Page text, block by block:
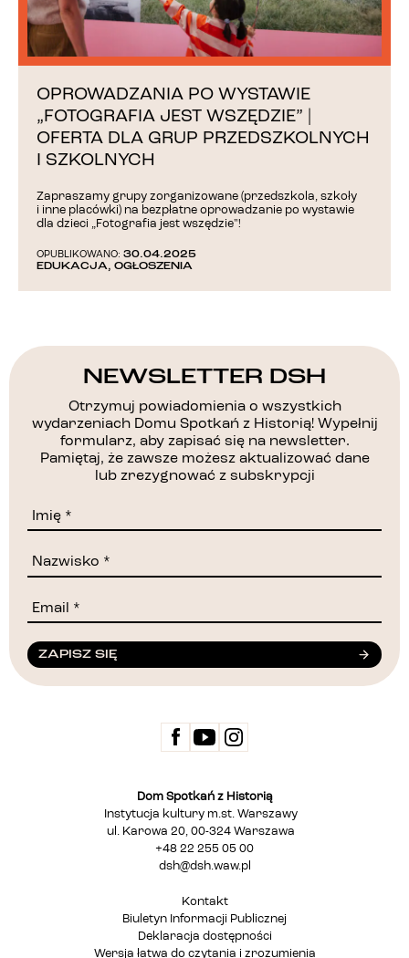
OPROWADZANIA PO WYSTAWIE
„FOTOGRAFIA JEST WSZĘDZIE” |
OFERTA DLA GRUP PRZEDSZKOLNYCH
I SZKOLNYCH
Zapraszamy grupy zorganizowane (przedszkola, szkoły
i inne placówki) na bezpłatne oprowadzanie po wystawie
dla dzieci „Fotografia jest wszędzie"!
OPUBLIKOWANO: 30.04.2025
EDUKACJA, OGŁOSZENIA
NEWSLETTER DSH
Otrzymuj powiadomienia o wszystkich
wydarzeniach Domu Spotkań z Historią! Wypełnij
formularz, aby zapisać się na newsletter.
Pamiętaj, że zawsze możesz aktualizować dane
lub zrezygnować z subskrypcji
ZAPISZ SIĘ
Dom Spotkań z Historią
Instytucja kultury m.st. Warszawy
ul. Karowa 20, 00-324 Warszawa
+48 22 255 05 00
dsh@dsh.waw.pl
Kontakt
Biuletyn Informacji Publicznej
Deklaracja dostępności
Wersja łatwa do czytania i zrozumienia